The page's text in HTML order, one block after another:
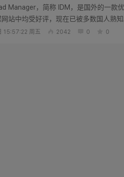
Manager，简称 IDM，是国外的一款
网站中均受好评，现在已被多数国人熟
多达5倍...
15:57:22 周五 2042 0 0